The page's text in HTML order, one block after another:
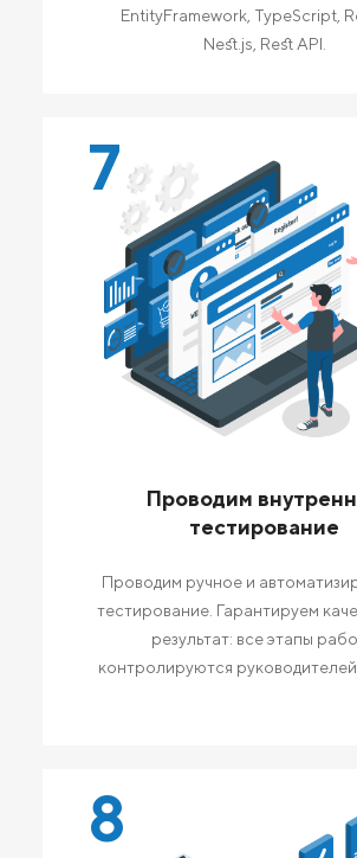
EntityFramework, TypeScript,
Nest.js, Rest API.
7
Проводим
тестирование
Проводим ручное и
тестирование. Гарантируем
результат: все этапы
контролируются
8